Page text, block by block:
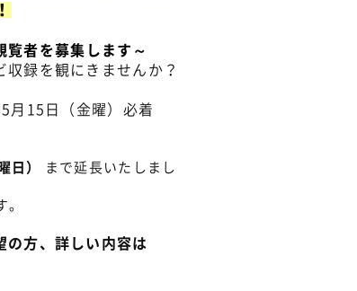
覧者を募集します～
録を観にきませんか？
日（金曜）必着
日）
まで延長いたしまし
。
方、詳しい内容は